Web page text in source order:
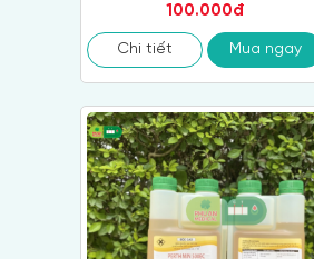
100.000đ
Chi tiết Mua ngay